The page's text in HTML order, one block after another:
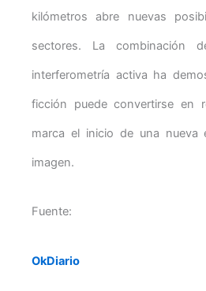
kilómetros abre nuevas
sectores. La combinación
interferometría activa ha
ficción puede convertirse en
marca el inicio de una
imagen.
Fuente:
OkDiario